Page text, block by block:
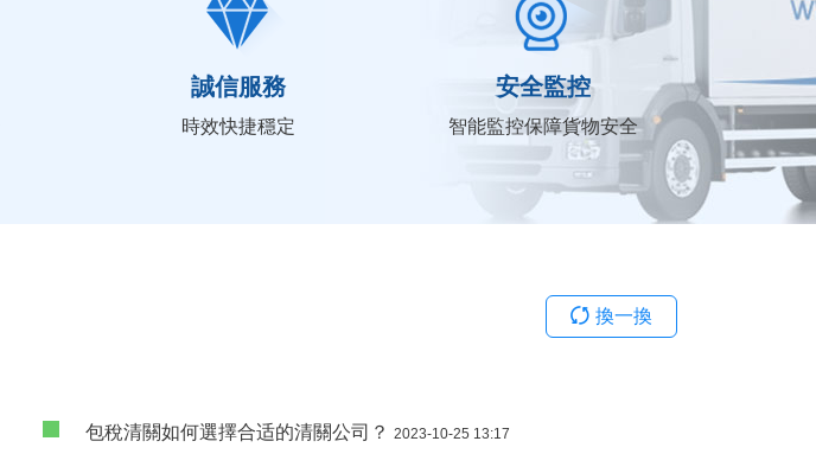
誠信服務
時效快捷穩定
安全監控
智能監控保障貨物安全
換一換
包稅清關如何選擇合适的清關公司？ 2023-10-25 13:17